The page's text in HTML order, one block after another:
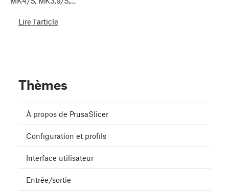
Lire l'article
Thèmes
À propos de PrusaSlicer
Configuration et profils
Interface utilisateur
Entrée/sortie